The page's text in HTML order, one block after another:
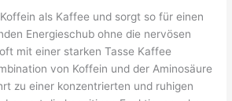
als Kaffee und sorgt so für einen
Energieschub ohne die nervösen
mit einer starken Tasse Kaffee
von Koffein und der Aminosäure
zu einer konzentrierten und ruhigen